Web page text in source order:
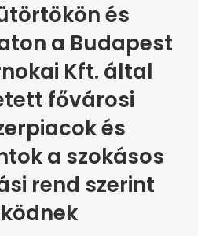
és
a Budapest
Kft. által
fővárosi
és
a szokásos
rend szerint